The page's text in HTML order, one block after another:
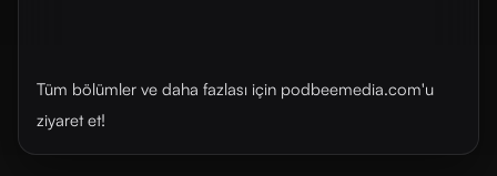
Tüm bölümler ve daha fazlası için ⁠⁠podbeemedia.com⁠⁠'u
ziyaret et!